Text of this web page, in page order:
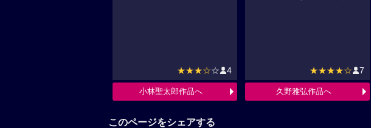
★★★☆☆ 4
小林聖太郎作品へ
★★★★☆ 7
久野雅弘作品へ
このページをシェアする